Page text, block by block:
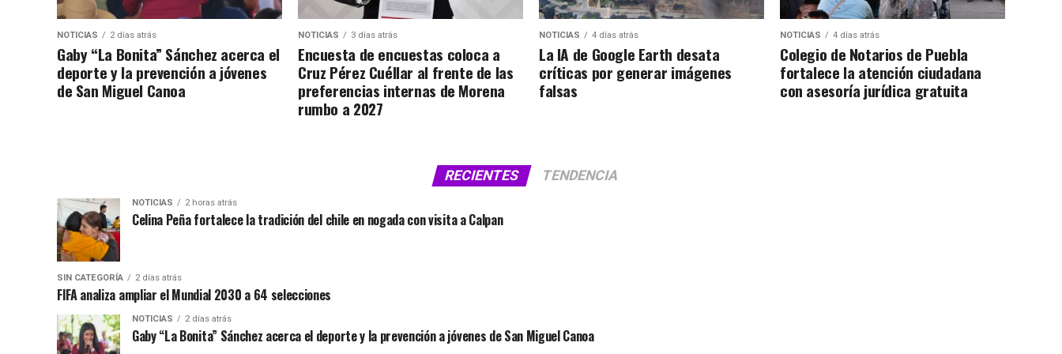
NOTICIAS 2 días atrás
Gaby “La Bonita” Sánchez acerca el
deporte y la prevención a jóvenes
de San Miguel Canoa
NOTICIAS 3 días atrás
Encuesta de encuestas coloca a
Cruz Pérez Cuéllar al frente de las
preferencias internas de Morena
rumbo a 2027
NOTICIAS 4 días atrás
La IA de Google Earth desata
críticas por generar imágenes
falsas
NOTICIAS 4 días atrás
Colegio de Notarios de Puebla
fortalece la atención ciudadana
con asesoría jurídica gratuita
RECIENTES TENDENCIA
NOTICIAS 2 horas atrás
Celina Peña fortalece la tradición del chile en nogada con visita a Calpan
SIN CATEGORÍA 2 días atrás
FIFA analiza ampliar el Mundial 2030 a 64 selecciones
NOTICIAS 2 días atrás
Gaby “La Bonita” Sánchez acerca el deporte y la prevención a jóvenes de San Miguel Canoa